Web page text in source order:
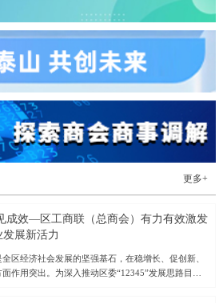
更多+
成效—区工商联（总商会）有力有效激发
发展新活力
区经济社会发展的坚强基石，在稳增长、促创新、
作用突出。为深入推动区委“12345”发展思路目标